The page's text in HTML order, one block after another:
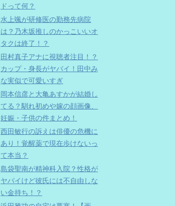
ドって何？
水上颯が研修医の勤務先病院
は？乃木坂推しのかっこいいオ
タクは終了！？
田村真子アナに視聴者注目！？
カップ・身長がヤバイ！田中み
な実似で可愛いすぎ
岡本信彦と大亀あすかが結婚し
てる？馴れ初めや嫁の顔画像、
妊娠・子供の件まとめ！
西田敏行の訴えは俳優の危機に
あり！覚醒薬で現在歩けないっ
て本当？
島袋聖南が精神科入院？性格が
ヤバイけど彼氏には不自由しな
い金持ち！？